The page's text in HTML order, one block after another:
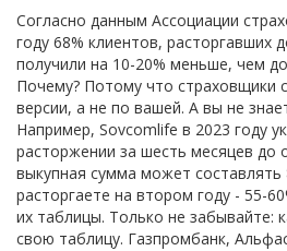
Согласно данным Ассоциации
году 68% клиентов, расторгавших
получили на 10-20% меньше, чем
Почему? Потому что страховщики
версии, а не по вашей. А вы не
Например, Sovcomlife в 2023 году
расторжении за шесть месяцев до
выкупная сумма может составлять
расторгаете на втором году - 55-
их таблицы. Только не забывайте:
свою таблицу. Газпромбанк,